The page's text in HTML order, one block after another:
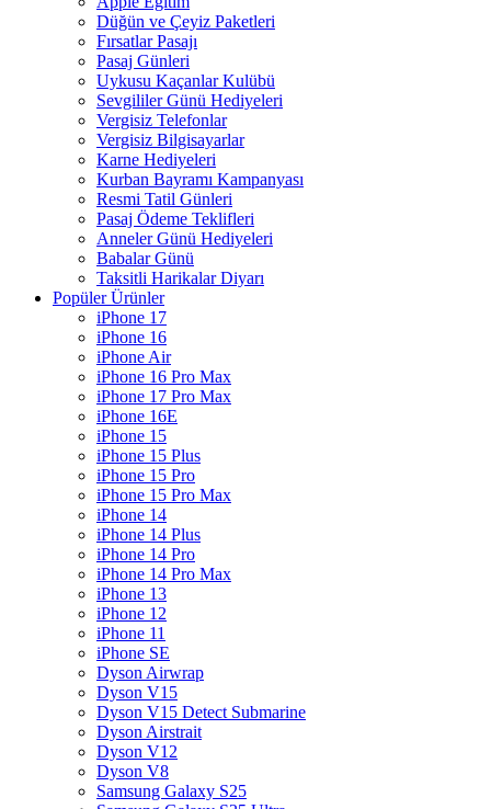
Düğün ve Çeyiz Paketleri
Fırsatlar Pasajı
Pasaj Günleri
Uykusu Kaçanlar Kulübü
Sevgililer Günü Hediyeleri
Vergisiz Telefonlar
Vergisiz Bilgisayarlar
Karne Hediyeleri
Kurban Bayramı Kampanyası
Resmi Tatil Günleri
Pasaj Ödeme Teklifleri
Anneler Günü Hediyeleri
Babalar Günü
Taksitli Harikalar Diyarı
Popüler Ürünler
iPhone 17
iPhone 16
iPhone Air
iPhone 16 Pro Max
iPhone 17 Pro Max
iPhone 16E
iPhone 15
iPhone 15 Plus
iPhone 15 Pro
iPhone 15 Pro Max
iPhone 14
iPhone 14 Plus
iPhone 14 Pro
iPhone 14 Pro Max
iPhone 13
iPhone 12
iPhone 11
iPhone SE
Dyson Airwrap
Dyson V15
Dyson V15 Detect Submarine
Dyson Airstrait
Dyson V12
Dyson V8
Samsung Galaxy S25